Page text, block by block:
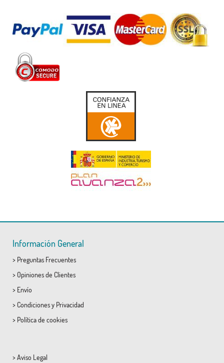
Información General
> Preguntas Frecuentes
> Opiniones de Clientes
> Envío
> Condicionesy Privacidad
> Política de cookies
> Aviso Legal